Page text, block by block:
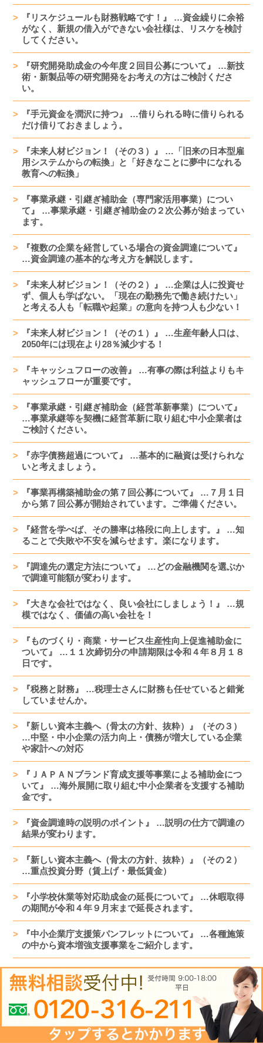
『リスケジュールも財務戦略です！』 …資金繰りに余裕
がなく、新規の借入ができない会社様は、リスケを検討
してください。
『研究開発助成金の今年度２回目公募について』 …新技
術・新製品等の研究開発をお考えの方はご検討くださ
い。
『手元資金を潤沢に持つ』 …借りられる時に借りられる
だけ借りておきましょう。
『未来人材ビジョン！（その３）』 …「旧来の日本型雇
用システムからの転換」と「好きなことに夢中になれる
教育への転換」
『事業承継・引継ぎ補助金（専門家活用事業）につい
て』 …事業承継・引継ぎ補助金の２次公募が始まってい
ます。
『複数の企業を経営している場合の資金調達について』
…資金調達の基本的な考え方を解説します。
『未来人材ビジョン！（その２）』 …企業は人に投資せ
ず、個人も学ばない。「現在の勤務先で働き続けたい」
と考える人も「転職や起業」の意向を持つ人も少ない！
『未来人材ビジョン！（その１）』 …生産年齢人口は、
2050年には現在より28％減少する！
『キャッシュフローの改善』 …有事の際は利益よりもキ
ャッシュフローが重要です。
『事業承継・引継ぎ補助金（経営革新事業）について』
…事業承継等を契機に経営革新に取り組む中小企業者は
ご検討ください。
『赤字債務超過について』 …基本的に融資は受けられな
いと考えましょう。
『事業再構築補助金の第７回公募について』 …７月１日
から第７回公募が開始されています。ご準備ください。
『経営を学べば、その勝率は格段に向上します。』 …知
ることで失敗や不安を減らせます。楽になります。
『調達先の選定方法について』 …どの金融機関を選ぶか
で調達可能額が変わります。
『大きな会社ではなく、良い会社にしましょう！』 …規
模ではなく、価値の高い会社を！
『ものづくり・商業・サービス生産性向上促進補助金に
ついて』 …１１次締切分の申請期限は令和４年８月１８
日です。
『税務と財務』 …税理士さんに財務も任せていると錯覚
していませんか。
『新しい資本主義へ（骨太の方針、抜粋）』（その３）
…中堅・中小企業の活力向上・債務が増大している企業
や家計への対応
『ＪＡＰＡＮブランド育成支援等事業による補助金につ
いて』 …海外展開に取り組む中小企業者を支援する補助
金です。
『資金調達時の説明のポイント』 …説明の仕方で調達の
結果が変わります。
『新しい資本主義へ（骨太の方針、抜粋）』（その２）
…重点投資分野（賃上げ・最低賃金）
『小学校休業等対応助成金の延長について』 …休暇取得
の期間が令和４年９月末まで延長されます。
『中小企業庁支援策パンフレットについて』 …各種施策
の中から資本増強支援事業をご紹介します。
『新しい資本主義へ（骨太の方針、抜粋）』 …課題解決
を成長のエンジンに変え、持続可能な経済を実現
『雇用調整助成金の特例措置延長について』 …令和４年
９月末までの延長が発表されました。